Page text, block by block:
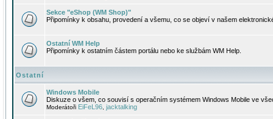
Sekce "eShop (WM Shop)"
Připomínky k obsahu, provedení a všemu, co se objeví v našem
Ostatní WM Help
Připomínky k ostatním částem portálu nebo ke službám WM Help.
Ostatní
Windows Mobile
Diskuze o všem, co souvisí s operačním systémem Windows Mobile ve
Moderátoři EiFeL96 jacktalking